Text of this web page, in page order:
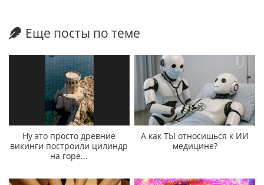
Еще посты по теме
Ну это просто древние
викинги построили цилиндр
на горе...
А как ТЫ относишься к ИИ
медицине?